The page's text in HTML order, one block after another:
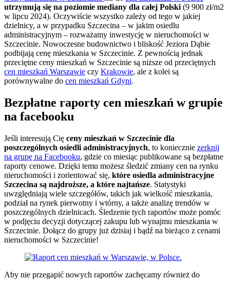
utrzymują się na poziomie mediany dla całej Polski (9 900 zł/m2
w lipcu 2024). Oczywiście wszystko zależy od tego w jakiej
dzielnicy, a w przypadku Szczecina – w jakim osiedlu
administracyjnym – rozważamy inwestycję w nieruchomości w
Szczecinie. Nowoczesne budownictwo i bliskość Jeziora Dąbie
podbijają cenę mieszkania w Szczecinie. Z pewnością jednak
przeciętne ceny mieszkań w Szczecinie są niższe od przeciętnych
cen mieszkań Warszawie czy Krakowie, ale z kolei są
porównywalne do cen mieszkań Gdyni.
Bezpłatne raporty cen mieszkań w grupie
na facebooku
Jeśli interesują Cię ceny mieszkań w Szczecinie dla
poszczególnych osiedli administracyjnych, to koniecznie zerknij
na grupę na Facebooku, gdzie co miesiąc publikowane są bezpłatne
raporty cenowe. Dzięki temu możesz śledzić zmiany cen na rynku
nieruchomości i zorientować się, które osiedla administracyjne
Szczecina są najdroższe, a które najtańsze. Statystyki
uwzględniają wiele szczegółów, takich jak wielkość mieszkania,
podział na rynek pierwotny i wtórny, a także analizę trendów w
poszczególnych dzielnicach. Śledzenie tych raportów może pomóc
w podjęciu decyzji dotyczącej zakupu lub wynajmu mieszkania w
Szczecinie. Dołącz do grupy już dzisiaj i bądź na bieżąco z cenami
nieruchomości w Szczecinie!
Aby nie przegapić nowych raportów zachęcamy również do